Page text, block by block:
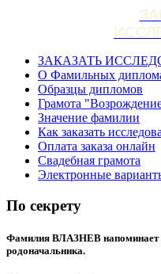
ЗАКАЗАТЬ
О Фамильных
Образцы дипломов
Грамота
Значение фамилии
Как заказать
Оплата заказа онлайн
Свадебная грамота
Электронные
По секрету
Фамилия ВЛАЗНЕВ напоминает
родоначальника.